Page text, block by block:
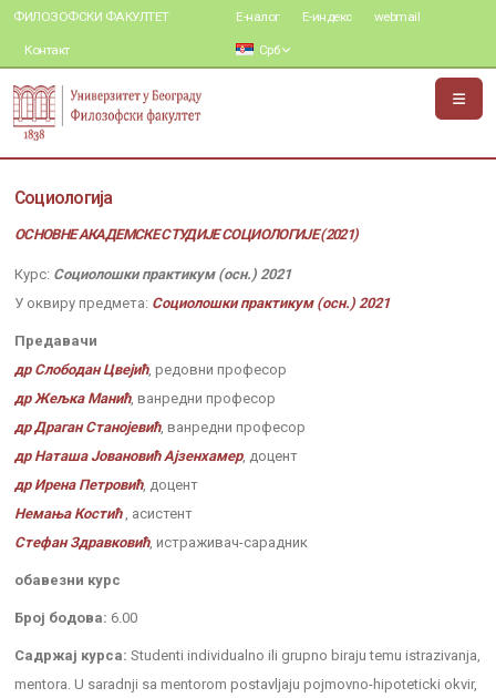
ФИЛОЗОФСКИ ФАКУЛТЕТ
Контакт
Е-налог Е-индекс webmail
Срб
Социологија
ОСНОВНЕ АКАДЕМСКЕ СТУДИЈЕ СОЦИОЛОГИЈЕ (2021)
Курс: Социолошки практикум (осн.) 2021
У оквиру предмета: Социолошки практикум (осн.) 2021
Предавачи
др Слободан Цвејић, редовни професор
др Жељка Манић, ванредни професор
др Драган Станојевић, ванредни професор
др Наташа Јовановић Ајзенхамер, доцент
др Ирена Петровић, доцент
Немања Костић, асистент
Стефан Здравковић, истраживач-сарадник
обавезни курс
Број бодова: 6.00
Садржај курса: Studenti individualno ili grupno biraju temu istrazivanja,
mentora. U saradnji sa mentorom postavljaju pojmovno-hipoteticki okvir,